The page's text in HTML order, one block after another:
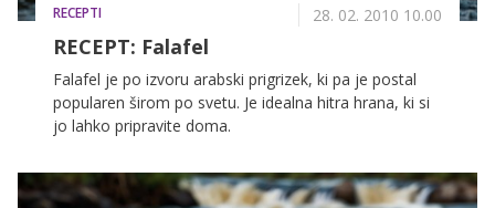
RECEPTI 28. 02. 2010 10.00
RECEPT: Falafel
Falafel je po izvoru arabski prigrizek, ki pa je postal
popularen širom po svetu. Je idealna hitra hrana, ki si
jo lahko pripravite doma.